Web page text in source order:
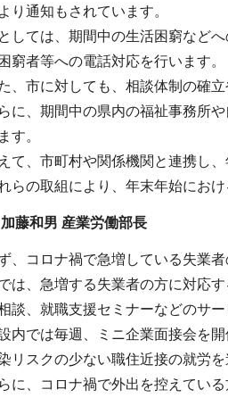
り通知もされています。
しては、期間中の生活困窮など
窮者等への電話対応を行います。
、市に対しても、相談体制の確
に、期間中の県内の福祉事務所
す。
て、市町村や関係機関と連携し
らの取組により、年末年始にお
藤和男 産業労働部長
、コロナ禍で急増している失業
は、急増する失業者の方に対応
談、就職支援セミナーなどのサ
内では毎週、ミニ企業面接会を
リスクの少ない職住近接の就労
に、コロナ禍で外出を控えてい